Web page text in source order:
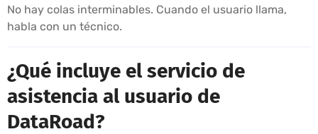
No hay colas interminables. Cuando el usuario llama,
habla con un técnico.
¿Qué incluye el servicio de
asistencia al usuario de
DataRoad?